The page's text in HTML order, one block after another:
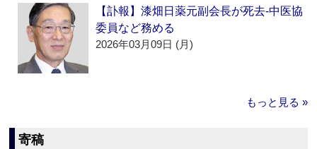
【訃報】漆畑日薬元副会長が死去‐中医協
委員など務める
2026年03月09日 (月)
もっと見る »
寄稿